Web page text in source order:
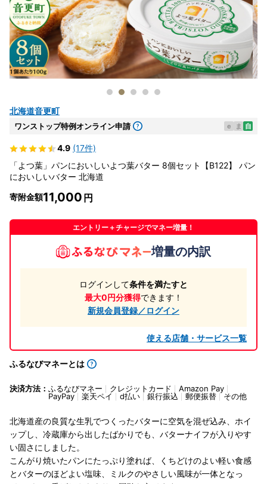
北海道音更町
ワンストップ特例オンライン申請 e ま 自
4.9 (17件)
「よつ葉」パンにおいしいよつ葉バター 8個セット【B122】 パン
においしいバター 北海道
寄附金額11,000
エントリー＋チャージでマネー増量！
増量の内訳
ログインして条件を満たすと
最大0円分獲得できます！
新規会員登録／ログイン
使える店舗・サービス一覧
ふるなびマネーとは
決済方法： ふるなびマネー クレジットカード
Amazon Pay
PayPay
楽天ペイ d払い 銀行振込 郵便振替 その他
北海道産の良質な生乳でつくったバターに空気を混ぜ込み、ホイ
ップし、冷蔵庫から出したばかりでも、バターナイフが入りやす
い固さにしました。
こんがり焼いたパンにたっぷり塗れば、くちどけのよい軽い食感
とバターのほどよい塩味、ミルクのやさしい風味が一体となっ